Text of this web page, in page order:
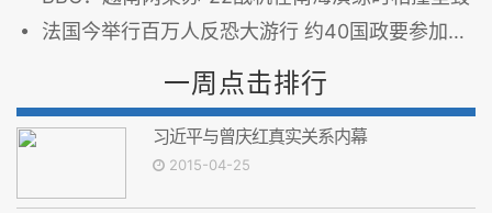
法国今举行百万人反恐大游行 约40国政要参加(组图)
一周点击排行
习近平与曾庆红真实关系内幕
2015-04-25